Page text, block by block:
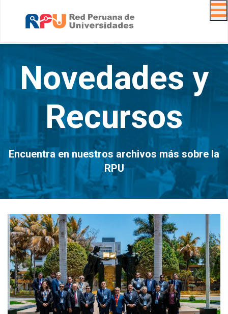
Novedades y
Recursos
Encuentra en nuestros archivos más sobre la
RPU